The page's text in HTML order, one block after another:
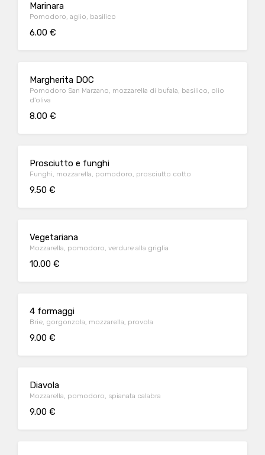
Marinara
Pomodoro, aglio, basilico
6.00 €
Margherita DOC
Pomodoro San Marzano, mozzarella di bufala, basilico, olio
d'oliva
8.00 €
Prosciutto e funghi
Funghi, mozzarella, pomodoro, prosciutto cotto
9.50 €
Vegetariana
Mozzarella, pomodoro, verdure alla griglia
10.00 €
4 formaggi
Brie, gorgonzola, mozzarella, provola
9.00 €
Diavola
Mozzarella, pomodoro, spianata calabra
9.00 €